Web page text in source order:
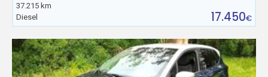
37.215 km
Diesel
17.450€